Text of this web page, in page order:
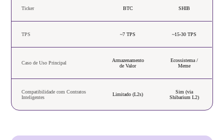
Ticker BTC SHIB
TPS ~7 TPS ~15-30 TPS
Caso de Uso Principal
Armazenamento
de Valor
Ecossistema /
Meme
Compatibilidade com Contratos
Inteligentes
Limitado (L2s)
Sim (via
Shibarium L2)